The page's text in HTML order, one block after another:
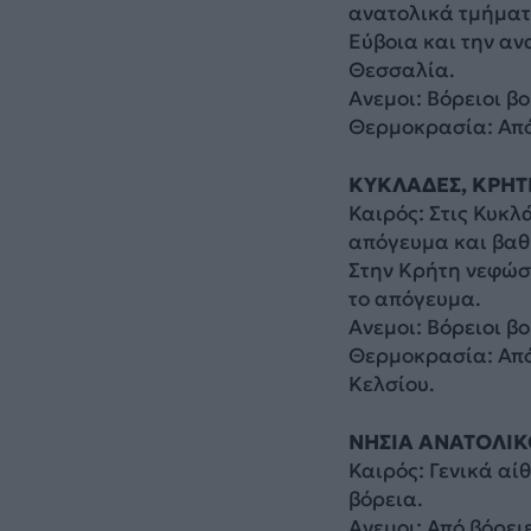
ανατολικά
Εύβοια και την
Θεσσαλία.
Ανεμοι: Βόρειοι
Θερμοκρασία:
ΚΥΚΛΑΔΕΣ,
Καιρός: Στις
απόγευμα και
Στην Κρήτη
το απόγευμα.
Ανεμοι: Βόρειοι
Θερμοκρασία:
Κελσίου.
ΝΗΣΙΑ
Καιρός: Γενικά
βόρεια.